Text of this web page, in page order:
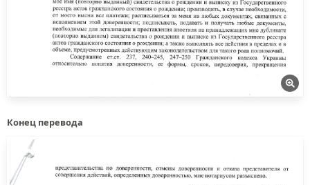
Конец перевода